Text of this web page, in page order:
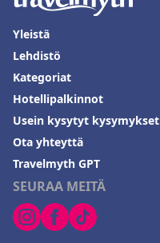
SEURAA MEITÄ
Yleistä
Lehdistö
Kategoriat
Hotellipalkinnot
Usein kysytyt kysymykset
Ota yhteyttä
Travelmyth GPT